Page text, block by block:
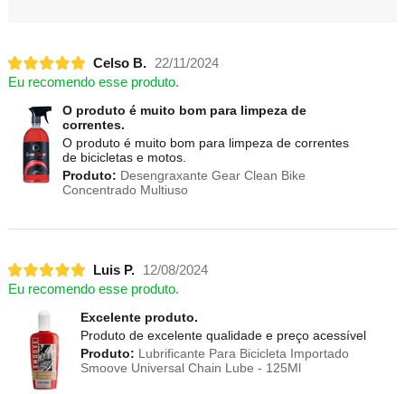
Celso B.
22/11/2024
Eu recomendo esse produto.
O produto é muito bom para limpeza de
correntes.
O produto é muito bom para limpeza de correntes
de bicicletas e motos.
Produto: Desengraxante Gear Clean Bike
Concentrado Multiuso
Luis P.
12/08/2024
Eu recomendo esse produto.
Excelente produto.
Produto de excelente qualidade e preço acessível
Produto: Lubrificante Para Bicicleta Importado
Smoove Universal Chain Lube - 125Ml